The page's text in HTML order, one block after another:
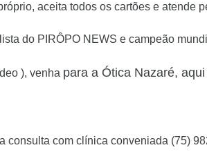
aceita todos os cartões e atende
do PIRÔPO NEWS e campeão
), venha para a Ótica Nazaré,
consulta com clínica conveniada (75)